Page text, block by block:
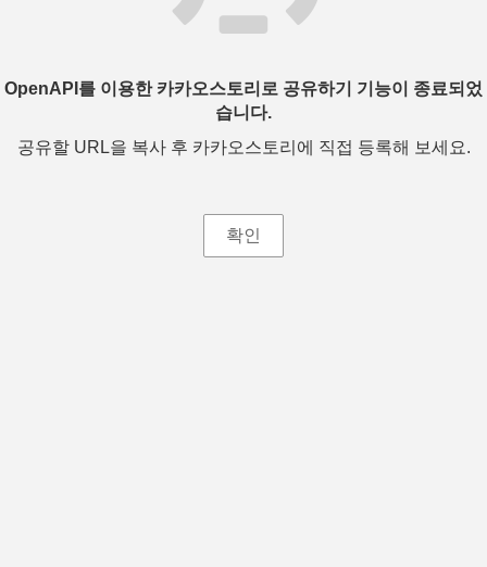
OpenAPI를 이용한 카카오스토리로 공유하기 기능이 종료되었
습니다.
공유할 URL을 복사 후 카카오스토리에 직접 등록해 보세요.
확인